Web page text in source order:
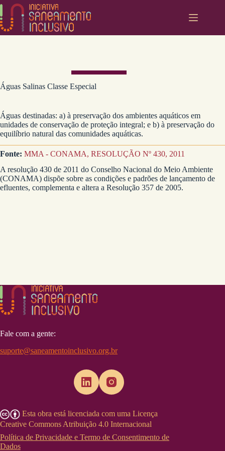
Pular
o
conteúdo
Águas Salinas Classe Especial
Águas destinadas: a) à preservação dos ambientes aquáticos em
unidades de conservação de proteção integral; e b) à preservação do
equilíbrio natural das comunidades aquáticas.
Fonte: MMA - CONAMA, RESOLUÇÃO Nº 430, 2011
A resolução 430 de 2011 do Conselho Nacional do Meio Ambiente
(CONAMA) dispõe sobre as condições e padrões de lançamento de
efluentes, complementa e altera a Resolução 357 de 2005.
Fale com a gente:
suporte@saneamentoinclusivo.org.br
Esta obra está licenciada com uma Licença
Creative Commons Atribuição 4.0 Internacional
Política de Privacidade e Termo de Consentimento de
Dados